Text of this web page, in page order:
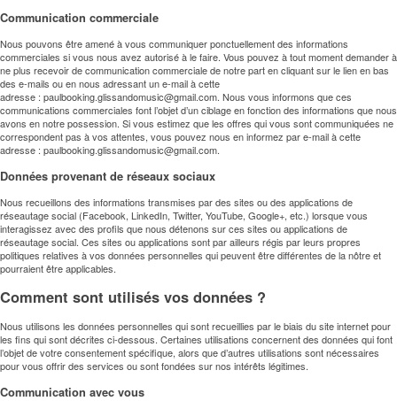
Communication commerciale
Nous pouvons être amené à vous communiquer ponctuellement des informations
commerciales si vous nous avez autorisé à le faire. Vous pouvez à tout moment demander à
ne plus recevoir de communication commerciale de notre part en cliquant sur le lien en bas
des e-mails ou en nous adressant un e-mail à cette
adresse : paulbooking.glissandomusic@gmail.com. Nous vous informons que ces
communications commerciales font l’objet d’un ciblage en fonction des informations que nous
avons en notre possession. Si vous estimez que les offres qui vous sont communiquées ne
correspondent pas à vos attentes, vous pouvez nous en informez par e-mail à cette
adresse : paulbooking.glissandomusic@gmail.com.
Données provenant de réseaux sociaux
Nous recueillons des informations transmises par des sites ou des applications de
réseautage social (Facebook, LinkedIn, Twitter, YouTube, Google+, etc.) lorsque vous
interagissez avec des profils que nous détenons sur ces sites ou applications de
réseautage social. Ces sites ou applications sont par ailleurs régis par leurs propres
politiques relatives à vos données personnelles qui peuvent être différentes de la nôtre et
pourraient être applicables.
Comment sont utilisés vos données ?
Nous utilisons les données personnelles qui sont recueillies par le biais du site internet pour
les fins qui sont décrites ci-dessous. Certaines utilisations concernent des données qui font
l’objet de votre consentement spécifique, alors que d’autres utilisations sont nécessaires
pour vous offrir des services ou sont fondées sur nos intérêts légitimes.
Communication avec vous